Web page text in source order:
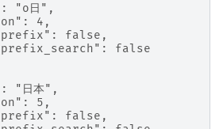
"o日",
4,
false,
false
日本",
5,
false,